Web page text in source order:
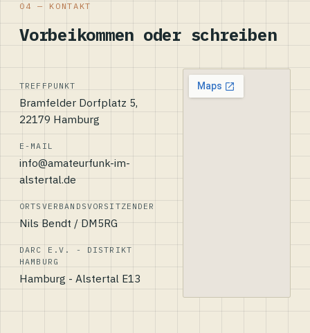
04 — KONTAKT
Vorbeikommen oder schreiben
TREFFPUNKT
Bramfelder Dorfplatz 5,
22179 Hamburg
E-MAIL
info@amateurfunk-im-
alstertal.de
ORTSVERBANDSVORSITZENDER
Nils Bendt / DM5RG
DARC E.V. - DISTRIKT
HAMBURG
Hamburg - Alstertal E13